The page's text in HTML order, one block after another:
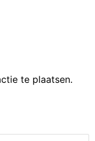
te plaatsen.